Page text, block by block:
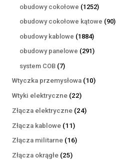
obudowy cokołowe 12521252
produkty
obudowy cokołowe kątowe 9090
obudowy kablowe 18841884
produkty
obudowy panelowe 291291
system COB 77
produktów
Wtyczka przemysłowa 1010
Wtyki elektryczne 2222
produkty
Złącza elektryczne 2424
Złącza kablowe 1111
produktów
Złącza militarne 1616
Złącza okrągłe 2525